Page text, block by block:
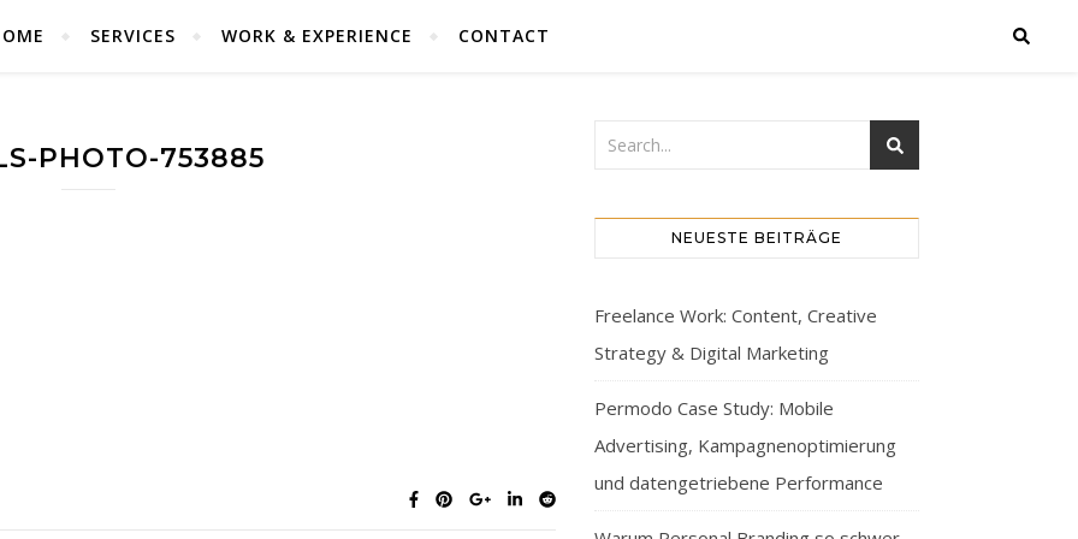
SERVICES WORK & EXPERIENCE CONTACT
PHOTO-753885
NEUESTE BEITRÄGE
Freelance Work: Content, Creative
Strategy & Digital Marketing
Permodo Case Study: Mobile
Advertising, Kampagnenoptimierung
und datengetriebene Performance